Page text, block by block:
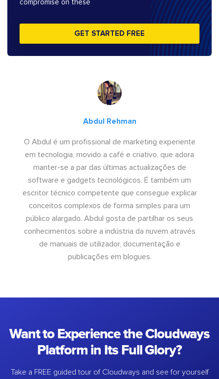
compromise on these
GET STARTED FREE
Abdul Rehman
O Abdul é um profissional de marketing experiente
em tecnologia, movido a café e criativo, que adora
manter-se a par das últimas actualizações de
software e gadgets tecnológicos. É também um
escritor técnico competente que consegue explicar
conceitos complexos de forma simples para um
público alargado. Abdul gosta de partilhar os seus
conhecimentos sobre a indústria da nuvem através
de manuais de utilizador, documentação e
publicações em blogues.
Want to Experience the Cloudways
Platform in Its Full Glory?
Take a FREE guided tour of Cloudways and see for yourself